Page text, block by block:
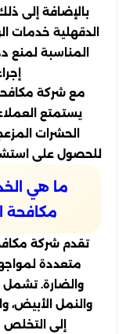
بالإضافة إلى
الدقهلية خدمات
المناسبة لمنع
مع شركة
يستمتع
الحشرات
للحصول على
ما هي
مكافحة
تقدم شركة
متعددة
والضارة. تشمل
والنمل الأبيض،
إلى التخلص